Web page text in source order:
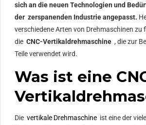
sich an die neuen Technologien und
der zerspanenden Industrie angepasst.
verschiedene Arten von Drehmaschinen zu
die CNC-Vertikaldrehmaschine , die zur
Teile verwendet wird.
Was ist eine
Die vertikale Drehmaschine ist eine der